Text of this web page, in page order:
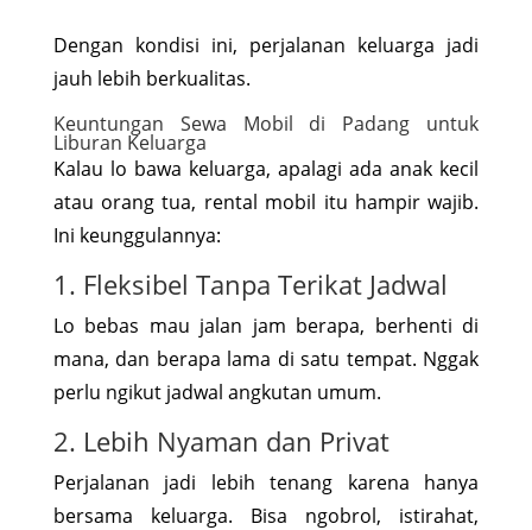
Dengan kondisi ini, perjalanan keluarga jadi
jauh lebih berkualitas.
Keuntungan Sewa Mobil di Padang untuk
Liburan Keluarga
Kalau lo bawa keluarga, apalagi ada anak kecil
atau orang tua, rental mobil itu hampir wajib.
Ini keunggulannya:
1. Fleksibel Tanpa Terikat Jadwal
Lo bebas mau jalan jam berapa, berhenti di
mana, dan berapa lama di satu tempat. Nggak
perlu ngikut jadwal angkutan umum.
2. Lebih Nyaman dan Privat
Perjalanan jadi lebih tenang karena hanya
bersama keluarga. Bisa ngobrol, istirahat,